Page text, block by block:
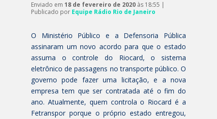
Enviado em 18 de fevereiro de 2020 às 18:55 |
Publicado por Equipe Rádio Rio de Janeiro
O Ministério Público e a Defensoria Pública
assinaram um novo acordo para que o estado
assuma o controle do Riocard, o sistema
eletrônico de passagens no transporte público. O
governo pode fazer uma licitação, e a nova
empresa tem que ser contratada até o fim do
ano. Atualmente, quem controla o Riocard é a
Fetranspor porque o próprio estado entregou,